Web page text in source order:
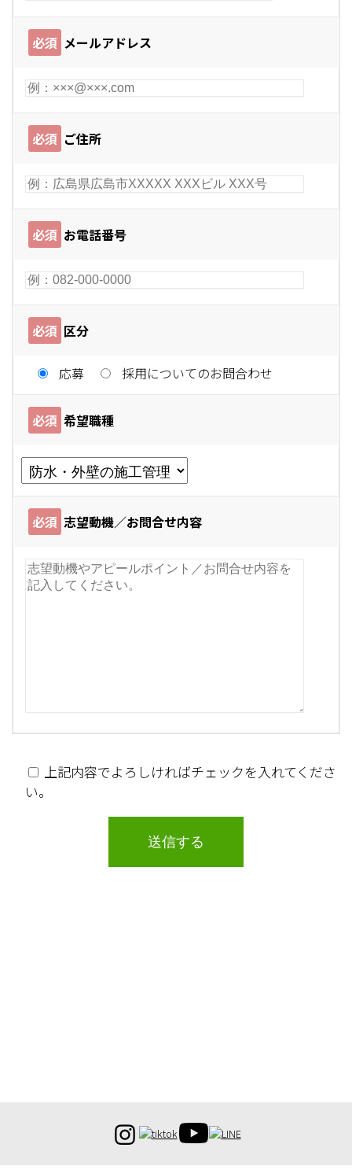
必須 メールアドレス
必須 ご住所
必須 お電話番号
必須 区分
応募 採用についてのお問合わせ
必須 希望職種
必須 志望動機／お問合せ内容
上記内容でよろしければチェックを入れてくださ
い。